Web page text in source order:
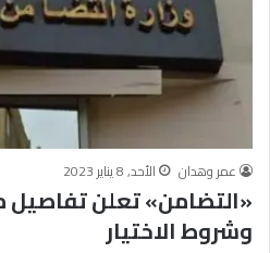
عمر وهدان
الأحد, 8 يناير 2023
«التضامن» تعلن تفاصيل
وشروط الاختيار